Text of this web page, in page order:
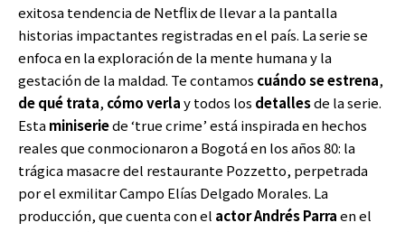
exitosa tendencia de Netflix de llevar a la pantalla
historias impactantes registradas en el país. La serie se
enfoca en la exploración de la mente humana y la
gestación de la maldad. Te contamos cuándo se estrena,
de qué trata, cómo verlay todos los detallesde la serie.
Estaminiseriede ‘true crime’ está inspirada en hechos
reales que conmocionaron a Bogotá en los años 80: la
trágica masacre del restaurante Pozzetto, perpetrada
por el exmilitar Campo Elías Delgado Morales. La
producción, que cuenta con el actor Andrés Parraen el